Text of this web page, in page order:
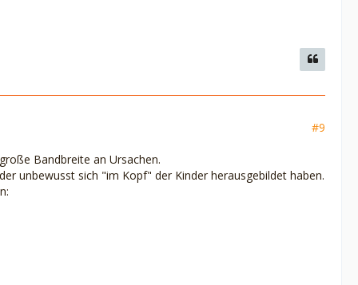
#9
Bandbreite an Ursachen.
unbewusst sich "im Kopf" der Kinder herausgebildet haben.